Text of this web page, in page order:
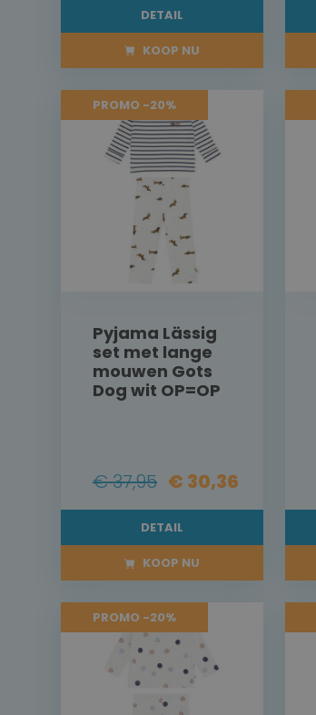
DETAIL
KOOP NU
PROMO -20%
Pyjama Lässig
set met lange
mouwen Gots
Dog wit OP=OP
€ 37,95 € 30,36
DETAIL
KOOP NU
PROMO -20%